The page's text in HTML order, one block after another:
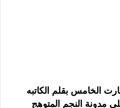
الخامس بقلم الكاتبه
مدونة النجم المتوهج